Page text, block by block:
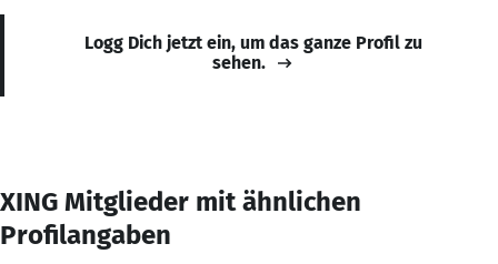
Logg Dich jetzt ein, um das ganze Profil zu
sehen.
XING Mitglieder mit ähnlichen
Profilangaben